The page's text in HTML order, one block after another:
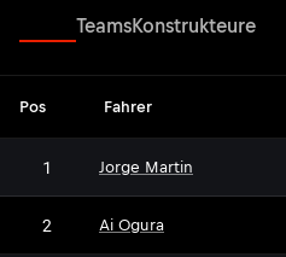
TeamsKonstrukteure
Pos Fahrer
1 Jorge Martin
2 Ai Ogura